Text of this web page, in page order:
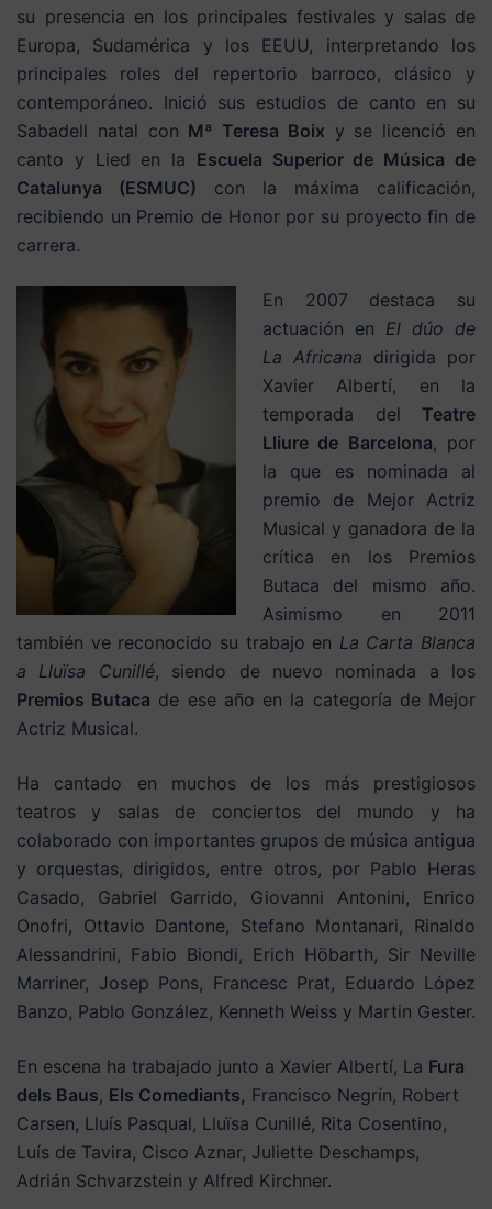
su presencia en los principales festivales y salas de
Europa, Sudamérica y los EEUU, interpretando los
principales roles del repertorio barroco, clásico y
contemporáneo. Inició sus estudios de canto en su
Sabadell natal con Mª Teresa Boix y se licenció en
canto y Lied en la Escuela Superior de Música de
Catalunya (ESMUC) con la máxima calificación,
recibiendo un Premio de Honor por su proyecto fin de
carrera.
En 2007 destaca su
actuación en El dúo de
La Africana dirigida por
Xavier Albertí, en la
temporada del Teatre
Lliure de Barcelona, por
la que es nominada al
premio de Mejor Actriz
Musical y ganadora de la
crítica en los Premios
Butaca del mismo año.
Asimismo en 2011
también ve reconocido su trabajo en La Carta Blanca
a Lluïsa Cunillé, siendo de nuevo nominada a los
Premios Butaca de ese año en la categoría de Mejor
Actriz Musical.
Ha cantado en muchos de los más prestigiosos
teatros y salas de conciertos del mundo y ha
colaborado con importantes grupos de música antigua
y orquestas, dirigidos, entre otros, por Pablo Heras
Casado, Gabriel Garrido, Giovanni Antonini, Enrico
Onofri, Ottavio Dantone, Stefano Montanari, Rinaldo
Alessandrini, Fabio Biondi, Erich Höbarth, Sir Neville
Marriner, Josep Pons, Francesc Prat, Eduardo López
Banzo, Pablo González, Kenneth Weiss y Martin Gester.
En escena ha trabajado junto a Xavier Albertí, La Fura
dels Baus, Els Comediants, Francisco Negrín, Robert
Carsen, Lluís Pasqual, Lluïsa Cunillé, Rita Cosentino,
Luís de Tavira, Cisco Aznar, Juliette Deschamps,
Adrián Schvarzstein y Alfred Kirchner.